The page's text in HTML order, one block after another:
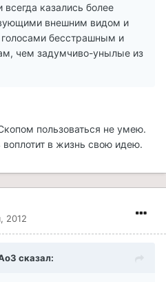
казались более
внешним видом и
бесстрашным и
чем задумчиво-унылые из
пользоваться не умею.
в жизнь свою идею.
2012
сказал: